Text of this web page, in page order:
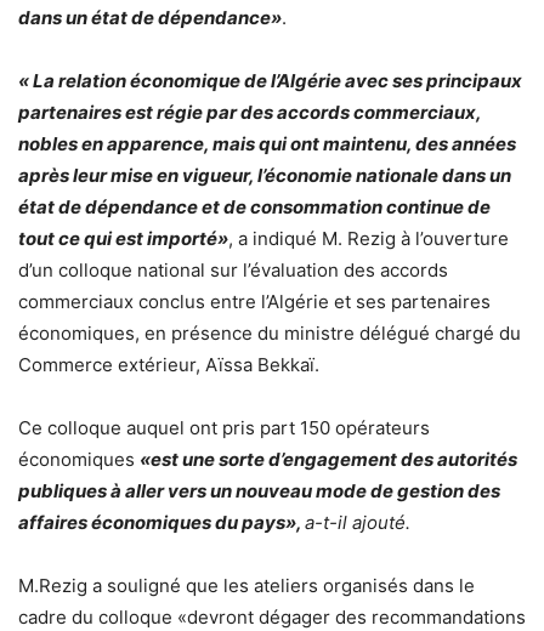
dans un état de dépendance».
« La relation économique de l’Algérie avec ses principaux
partenaires est régie par des accords commerciaux,
nobles en apparence, mais qui ont maintenu, des années
après leur mise en vigueur, l’économie nationale dans un
état de dépendance et de consommation continue de
tout ce qui est importé», a indiqué M. Rezig à l’ouverture
d’un colloque national sur l’évaluation des accords
commerciaux conclus entre l’Algérie et ses partenaires
économiques, en présence du ministre délégué chargé du
Commerce extérieur, Aïssa Bekkaï.
Ce colloque auquel ont pris part 150 opérateurs
économiques «est une sorte d’engagement des autorités
publiques à aller vers un nouveau mode de gestion des
affaires économiques du pays», a-t-il ajouté.
M.Rezig a souligné que les ateliers organisés dans le
cadre du colloque «devront dégager des recommandations